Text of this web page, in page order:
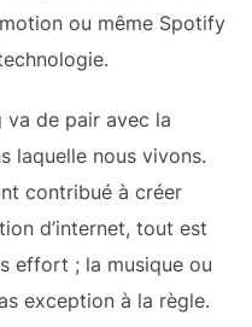
ou même Spotify
va de pair avec la
laquelle nous vivons.
contribué à créer
d’internet, tout est
effort ; la musique ou
exception à la règle.